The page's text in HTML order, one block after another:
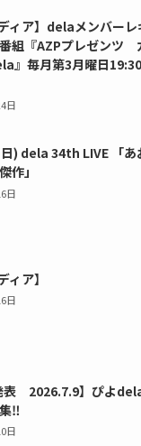
ィア】delaメンバーレ
組『AZPプレゼンツ
』毎月第3月曜日
日
) dela 34th LIVE 「あ
作」
日
ィア】
日
表 2026.7.9】ぴよ
‼️
日